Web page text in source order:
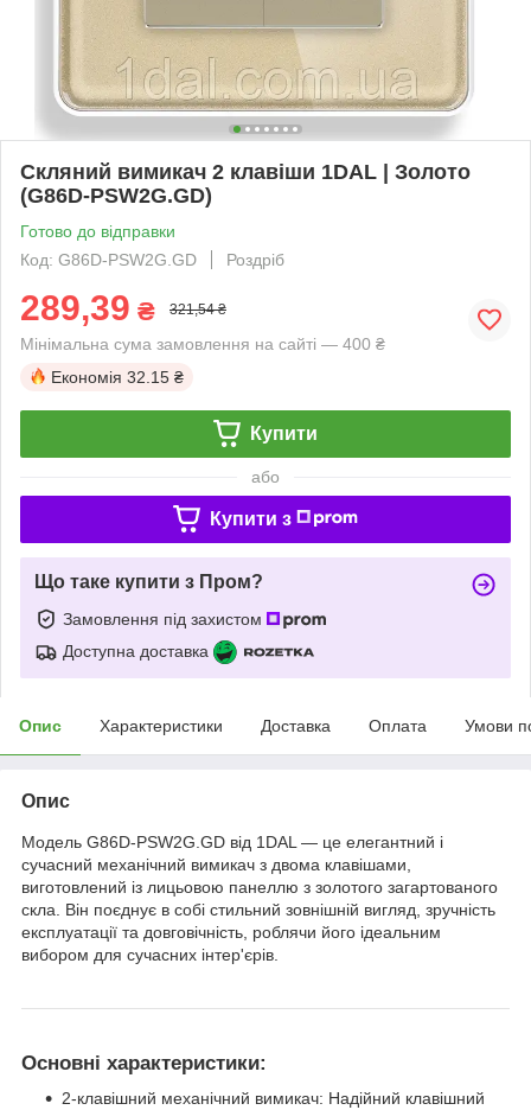
Скляний вимикач 2 клавіши 1DAL | Золото
(G86D-PSW2G.GD)
Готово до відправки
Код: G86D-PSW2G.GD
Роздріб
289,39 ₴ 321,54 ₴
Мінімальна сума замовлення на сайті — 400 ₴
Економія 32.15 ₴
Купити
або
Купити з
Що таке купити з Пром?
Замовлення під захистом
Доступна доставка
Опис Характеристики Доставка Оплата Умови
Опис
Модель G86D-PSW2G.GD від 1DAL — це елегантний і
сучасний механічний вимикач з двома клавішами,
виготовлений із лицьовою панеллю з золотого загартованого
скла. Він поєднує в собі стильний зовнішній вигляд, зручність
експлуатації та довговічність, роблячи його ідеальним
вибором для сучасних інтер'єрів.
Основні характеристики:
2-клавішний механічний вимикач: Надійний клавішний